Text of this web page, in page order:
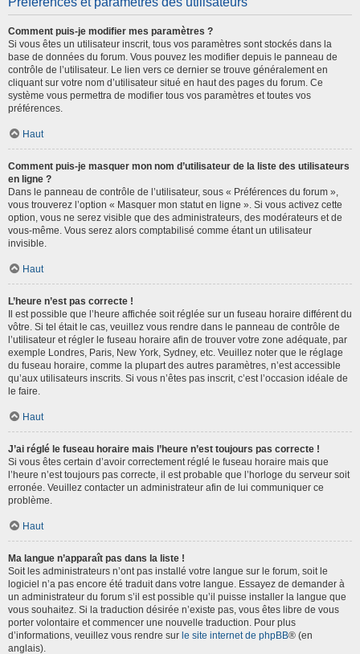
Comment puis-je modifier mes paramètres ?
Si vous êtes un utilisateur inscrit, tous vos paramètres sont stockés dans la
base de données du forum. Vous pouvez les modifier depuis le panneau de
contrôle de l’utilisateur. Le lien vers ce dernier se trouve généralement en
cliquant sur votre nom d’utilisateur situé en haut des pages du forum. Ce
système vous permettra de modifier tous vos paramètres et toutes vos
préférences.
Haut
Comment puis-je masquer mon nom d’utilisateur de la liste des utilisateurs
en ligne ?
Dans le panneau de contrôle de l’utilisateur, sous « Préférences du forum »,
vous trouverez l’option « Masquer mon statut en ligne ». Si vous activez cette
option, vous ne serez visible que des administrateurs, des modérateurs et de
vous-même. Vous serez alors comptabilisé comme étant un utilisateur
invisible.
Haut
L’heure n’est pas correcte !
Il est possible que l’heure affichée soit réglée sur un fuseau horaire différent du
vôtre. Si tel était le cas, veuillez vous rendre dans le panneau de contrôle de
l’utilisateur et régler le fuseau horaire afin de trouver votre zone adéquate, par
exemple Londres, Paris, New York, Sydney, etc. Veuillez noter que le réglage
du fuseau horaire, comme la plupart des autres paramètres, n’est accessible
qu’aux utilisateurs inscrits. Si vous n’êtes pas inscrit, c’est l’occasion idéale de
le faire.
Haut
J’ai réglé le fuseau horaire mais l’heure n’est toujours pas correcte !
Si vous êtes certain d’avoir correctement réglé le fuseau horaire mais que
l’heure n’est toujours pas correcte, il est probable que l’horloge du serveur soit
erronée. Veuillez contacter un administrateur afin de lui communiquer ce
problème.
Haut
Ma langue n’apparaît pas dans la liste !
Soit les administrateurs n’ont pas installé votre langue sur le forum, soit le
logiciel n’a pas encore été traduit dans votre langue. Essayez de demander à
un administrateur du forum s’il est possible qu’il puisse installer la langue que
vous souhaitez. Si la traduction désirée n’existe pas, vous êtes libre de vous
porter volontaire et commencer une nouvelle traduction. Pour plus
d’informations, veuillez vous rendre sur le site internet de phpBB® (en
anglais).